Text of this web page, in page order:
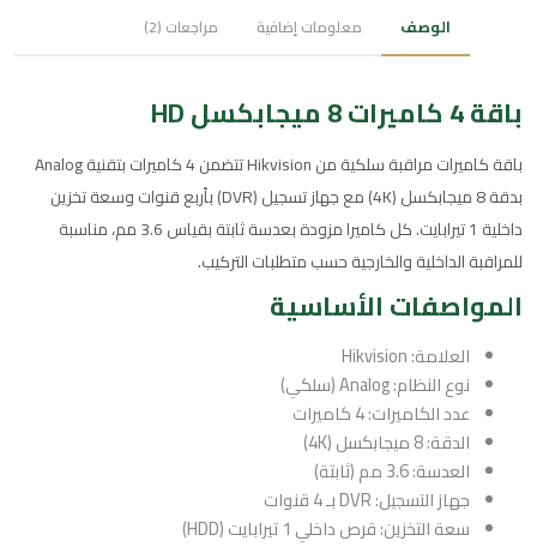
الوصف معلومات إضافية مراجعات (2)
باقة 4 كاميرات 8 ميجابكسل HD
باقة كاميرات مراقبة سلكية من Hikvision تتضمن 4 كاميرات بتقنية Analog
بدقة 8 ميجابكسل (4K) مع جهاز تسجيل (DVR) بأربع قنوات وسعة تخزين
داخلية 1 تيرابايت. كل كاميرا مزودة بعدسة ثابتة بقياس 3.6 مم، مناسبة
للمراقبة الداخلية والخارجية حسب متطلبات التركيب.
المواصفات الأساسية
العلامة: Hikvision
نوع النظام: Analog (سلكي)
عدد الكاميرات: 4 كاميرات
الدقة: 8 ميجابكسل (4K)
العدسة: 3.6 مم (ثابتة)
جهاز التسجيل: DVR بـ 4 قنوات
سعة التخزين: قرص داخلي 1 تيرابايت (HDD)